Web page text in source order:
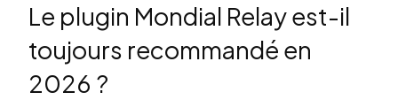
Le plugin Mondial Relay est-il
toujours recommandé en
2026 ?